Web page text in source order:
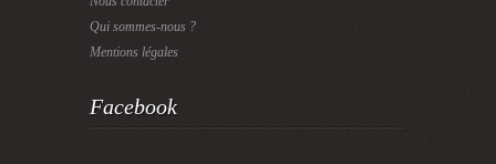
Qui sommes-nous ?
Mentions légales
Facebook